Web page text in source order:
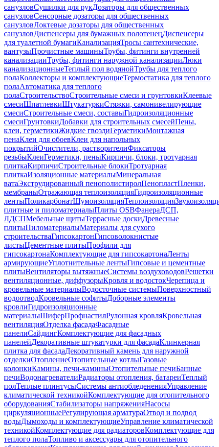
санузловСушилки для рукДозаторы для общественных
санузловСенсорные дозаторы для общественных
санузловЛоктевые дозаторы для общественных
санузловДиспенсеры для бумажных полотенецДиспенсеры
для туалетной бумагиКанализацияТросы сантехнические,
вантузыПрочистные машиныТрубы, фитинги внутренней
канализацииТрубы, фитинги наружной канализацииЛюки
канализационныеТеплый пол водянойТрубы для теплого
полаКоллекторы и комплектующиеТермостатика для теплого
полаАвтоматика для теплого
полаСтроительствоСтроительные смеси и грунтовкиКлеевые
смесиШпатлевкиШтукатуркиСтяжки, самонивелирующие
смесиСтроительные смеси, составыГидроизоляционные
смесиГрунтовкиДобавки для строительных смесейПены,
клеи, герметикиЖидкие гвоздиГерметикиМонтажная
пенаКлеи для обоевКлеи для напольных
покрытийОчистители, растворителиФиксаторы
резьбыКлеиГерметики, пеныКирпичи, блоки, тротуарная
плиткаКирпичиСтроительные блокиТротуарная
плиткаИзоляционные материалыМинеральная
ватаЭкструдированный пенополистиролПенопластПленки,
мембраныОтражающая теплоизоляцияГидроизоляционные
лентыПоликарбонатШумоизоляцияТеплоизоляция
плитные и пиломатериалыПлиты OSBФанераДСП,
ЛДСПМебельные щитыТеррасные доскиДревесные
плитыПиломатериалыМатериалы для сухого
строительстваГипсокартонГипсоволокнистые
листыЦементные плитыПрофили для
гипсокартонаКомплектующие для гипсокартонаЛенты
армирующиеУплотнительные лентыГипсовые и цементные
плитыВентиляторы вытяжныеСистемы воздуховодовРешетки
вентиляционные, диффузорыКровля и водостокЧерепица и
кровельные материалыВодосточные системыПоверхностный
водоотводКровельные софитыДоборные элементы
кровлиГидроизоляционные
материалыШиферПрофнастилРулонная кровляКровельная
вентиляцияОтделка фасадаФасадные
панелиСайдингКомплектующие для фасадных
панелейДекоративные штукатурки для фасадаКлинкерная
плитка для фасадаДекоративный камень для наружной
отделкиОтоплениеОтопительные котлыГазовые
колонкиКамины, печи-каминыОтопительные печиБанные
печиВодонагревателиРадиаторы отопления, батареиТеплый
полТеплые плинтусыСистемы антиобледененияУправление
климатической техникойКомплектующие для отопительного
оборудованияСтабилизаторы напряженияНасосы
циркуляционныеРегулирующая арматураОтвод и подвод
водыДымоходы и комплектующиеУправление климатической
техникойКомплектующие для радиаторовКомплектующие для
теплого полаТопливо и аксессуары для отопительного